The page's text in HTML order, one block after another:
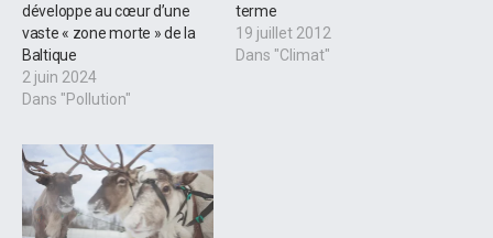
développe au cœur d’une
vaste « zone morte » de la
Baltique
2 juin 2024
Dans "Pollution"
terme
19 juillet 2012
Dans "Climat"